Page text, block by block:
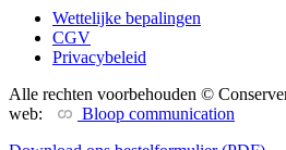
Wettelijke bepalingen
CGV
Privacybeleid
Alle rechten voorbehouden ©
web:
Bloop communication